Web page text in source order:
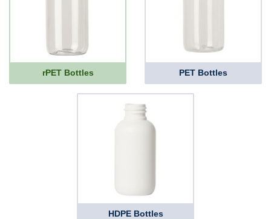
rPET Bottles PET Bottles
HDPE Bottles